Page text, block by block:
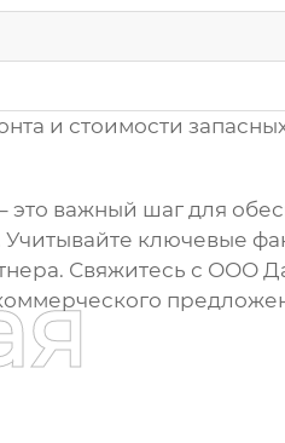
и стоимости
это важный шаг для
ключевые
Свяжитесь с ООО